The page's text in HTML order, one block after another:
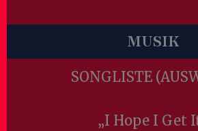
MUSIK
SONGLISTE
„I Hope I Get